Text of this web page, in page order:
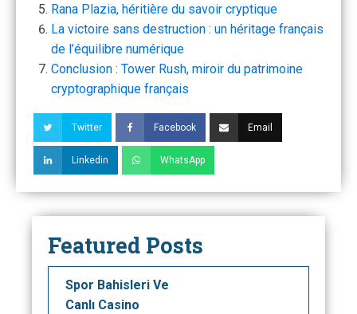
Rana Plazia, héritière du savoir cryptique
La victoire sans destruction : un héritage français
de l’équilibre numérique
Conclusion : Tower Rush, miroir du patrimoine
cryptographique français
Twitter Facebook Email
Linkedin WhatsApp
Featured Posts
Spor Bahisleri Ve
Canlı Casino